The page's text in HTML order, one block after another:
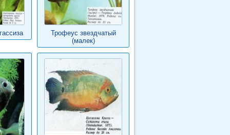
Трофеус звездчатый
(малек)